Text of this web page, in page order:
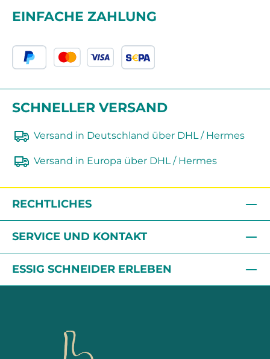
EINFACHE ZAHLUNG
SCHNELLER VERSAND
Versand in Deutschland über DHL / Hermes
Versand in Europa über DHL / Hermes
RECHTLICHES
SERVICE UND KONTAKT
ESSIG SCHNEIDER ERLEBEN